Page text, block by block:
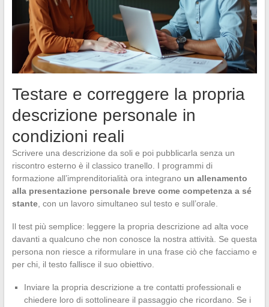
Testare e correggere la propria
descrizione personale in
condizioni reali
Scrivere una descrizione da soli e poi pubblicarla senza un
riscontro esterno è il classico tranello. I programmi di
formazione all’imprenditorialità ora integrano un allenamento
alla presentazione personale breve come competenza a sé
stante, con un lavoro simultaneo sul testo e sull’orale.
Il test più semplice: leggere la propria descrizione ad alta voce
davanti a qualcuno che non conosce la nostra attività. Se questa
persona non riesce a riformulare in una frase ciò che facciamo e
per chi, il testo fallisce il suo obiettivo.
Inviare la propria descrizione a tre contatti professionali e
chiedere loro di sottolineare il passaggio che ricordano. Se i